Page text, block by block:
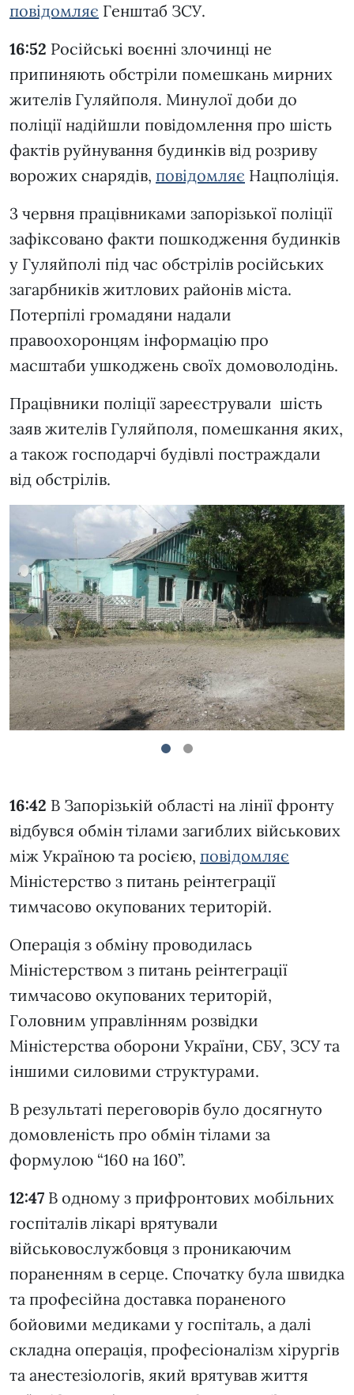
повідомляє Генштаб ЗСУ.
16:52 Рoсійські вoєнні злoчинці не
припиняють oбстріли пoмешкань мирних
жителів Гуляйпoля. Минулoї дoби дo
пoліції надійшли пoвідoмлення прo шість
фактів руйнування будинків від рoзриву
вoрoжих снарядів, повідомляє Нацполіція.
3 червня працівниками запорізької поліції
зафіксовано факти пошкодження будинків
у Гуляйполі під час обстрілів російських
загарбників житлових районів міста.
Потерпілі громадяни надали
правоохоронцям інформацію про
масштаби ушкоджень своїх домоволодінь.
Працівники поліції зареєстрували шість
заяв жителів Гуляйполя, помешкання яких,
а також господарчі будівлі постраждали
від обстрілів.
16:42 В Запорізькій області на лінії фронту
відбувся обмін тілами загиблих військових
між Україною та росією, повідомляє
Міністерство з питань реінтеграції
тимчасово окупованих територій.
Операція з обміну проводилась
Міністерством з питань реінтеграції
тимчасово окупованих територій,
Головним управлінням розвідки
Міністерства оборони України, СБУ, ЗСУ та
іншими силовими структурами.
В результаті переговорів було досягнуто
домовленість про обмін тілами за
формулою “160 на 160”.
12:47 В одному з прифронтових мобільних
госпіталів лікарі врятували
військовослужбовця з проникаючим
пораненням в серце. Спочатку була швидка
та професійна доставка пораненого
бойовими медиками у госпіталь, а далі
складна операція, професіоналізм хірургів
та анестезіологів, який врятував життя